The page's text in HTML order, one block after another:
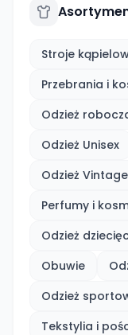
Stroje
Przebrania i
Odzież
Odzież Unisex
Odzież Vintage
Perfumy i
Odzież
Obuwie
Odzież
Tekstylia i